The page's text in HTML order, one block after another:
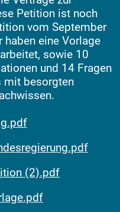
Petition ist noch
vom September
haben eine Vorlage
sowie 10
und 14 Fragen
mit besorgten
(2).pdf